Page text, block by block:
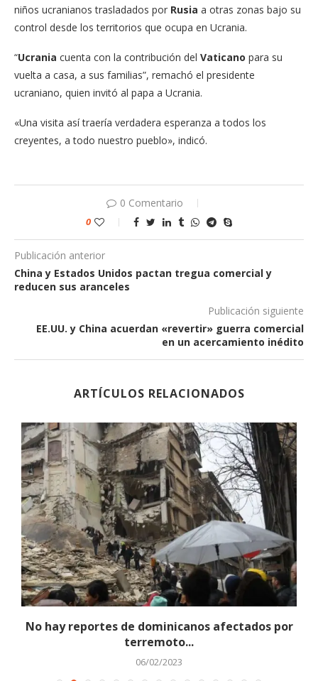
niños ucranianos trasladados por Rusia a otras zonas bajo su
control desde los territorios que ocupa en Ucrania.
“Ucrania cuenta con la contribución del Vaticano para su
vuelta a casa, a sus familias”, remachó el presidente
ucraniano, quien invitó al papa a Ucrania.
«Una visita así traería verdadera esperanza a todos los
creyentes, a todo nuestro pueblo», indicó.
0 Comentario
0
Publicación anterior
China y Estados Unidos pactan tregua comercial y
reducen sus aranceles
Publicación siguiente
EE.UU. y China acuerdan «revertir» guerra comercial
en un acercamiento inédito
ARTÍCULOS RELACIONADOS
No hay reportes de dominicanos afectados por
terremoto...
06/02/2023